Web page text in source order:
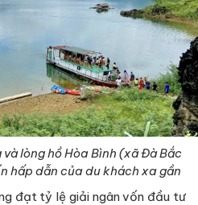
lòng hồ Hòa Bình (xã Đà Bắc
hấp dẫn của du khách xa gần
đạt tỷ lệ giải ngân vốn đầu tư